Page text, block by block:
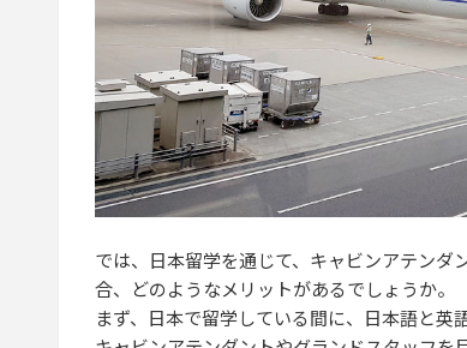
では、日本留学を通じて、キャビンアテン
合、どのようなメリットがあるでしょうか。
まず、日本で留学している間に、日本語と英